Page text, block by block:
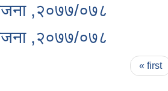
,२०७७/०७८
,२०७७/०७८
« first